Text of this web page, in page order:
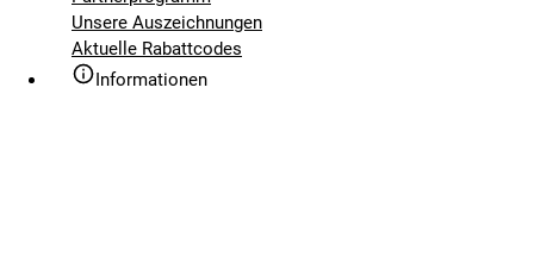
Unsere Auszeichnungen
Aktuelle Rabattcodes
Informationen